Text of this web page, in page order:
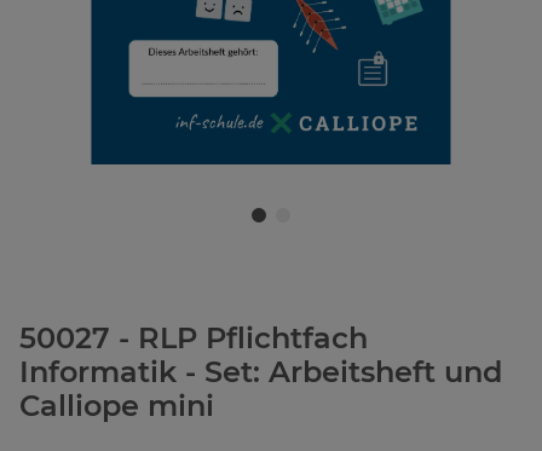
50027 - RLP Pflichtfach
Informatik - Set: Arbeitsheft und
Calliope mini